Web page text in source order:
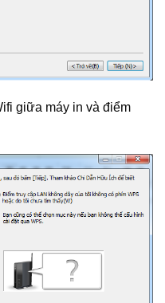
giữa máy in và điểm